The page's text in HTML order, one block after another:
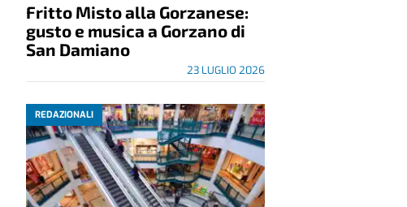
Fritto Misto alla Gorzanese:
gusto e musica a Gorzano di
San Damiano
23 LUGLIO 2026
REDAZIONALI